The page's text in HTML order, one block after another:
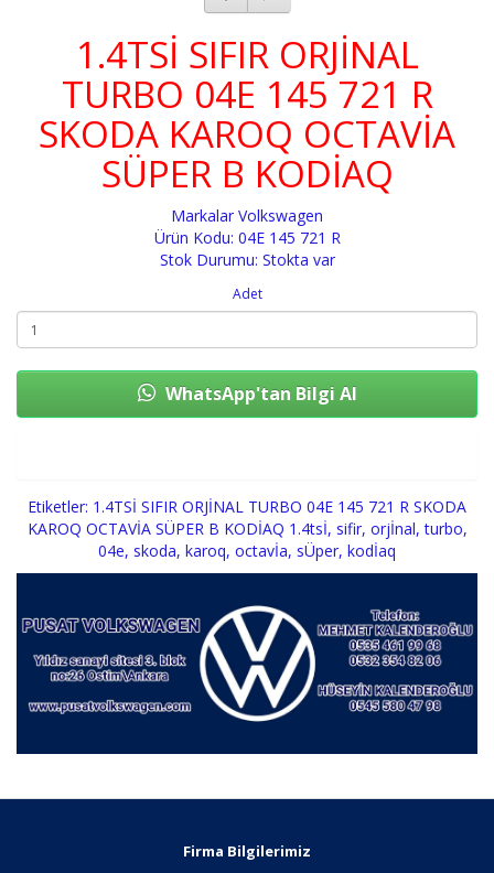
1.4TSİ SIFIR ORJİNAL
TURBO 04E 145 721 R
SKODA KAROQ OCTAVİA
SÜPER B KODİAQ
Markalar Volkswagen
Ürün Kodu: 04E 145 721 R
Stok Durumu: Stokta var
Adet
WhatsApp'tan Bilgi Al
Etiketler: 1.4TSİ SIFIR ORJİNAL TURBO 04E 145 721 R SKODA
KAROQ OCTAVİA SÜPER B KODİAQ 1.4tsİ, sifir, orjİnal,turbo,
04e, skoda, karoq, octavİa, sÜper, kodİaq
Firma Bilgilerimiz